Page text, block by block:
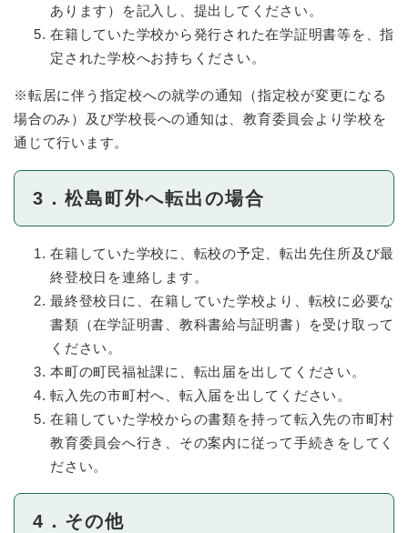
あります）を記入し、提出してください。
在籍していた学校から発行された在学証明書等を、指
定された学校へお持ちください。
※転居に伴う指定校への就学の通知（指定校が変更になる
場合のみ）及び学校長への通知は、教育委員会より学校を
通じて行います。
3．松島町外へ転出の場合
在籍していた学校に、転校の予定、転出先住所及び最
終登校日を連絡します。
最終登校日に、在籍していた学校より、転校に必要な
書類（在学証明書、教科書給与証明書）を受け取って
ください。
本町の町民福祉課に、転出届を出してください。
転入先の市町村へ、転入届を出してください。
在籍していた学校からの書類を持って転入先の市町村
教育委員会へ行き、その案内に従って手続きをしてく
ださい。
4．その他